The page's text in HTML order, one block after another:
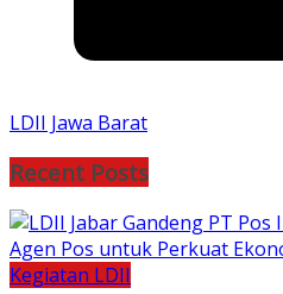
LDII Jawa Barat
Recent Posts
Kegiatan LDII